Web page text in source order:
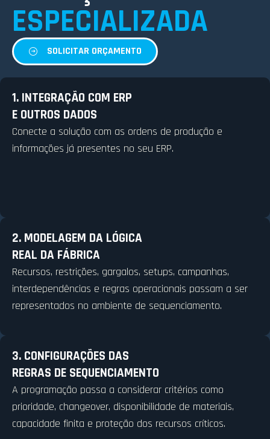
ESPECIALIZADA
SOLICITAR ORÇAMENTO
1. INTEGRAÇÃO COM ERP
E OUTROS DADOS
Conecte a solução com as ordens de produção e
informações já presentes no seu ERP.
2. MODELAGEM DA LÓGICA
REAL DA FÁBRICA
Recursos, restrições, gargalos, setups, campanhas,
interdependências e regras operacionais passam a ser
representados no ambiente de sequenciamento.
3. CONFIGURAÇÕES DAS
REGRAS DE SEQUENCIAMENTO
A programação passa a considerar critérios como
prioridade, changeover, disponibilidade de materiais,
capacidade finita e proteção dos recursos críticos.